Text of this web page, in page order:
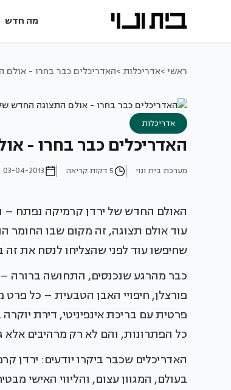
מה חדש
ראשי >אדריכלות >האדריכלים כבר בחרו -
אדריכלות
האדריכלים כבר בחרו -
מערכת בית ונוי 5 דקות קריאה 03-04-2013
האולם החדש של ירדן קרמיקה נפתח –
עוד אולם תצוגה, זה מקום שבו החומר
שחיפשו עוד לפני שהצליחו לנסח את זה
כבר מהרגע שנכנסים, התחושה ברורה –
פורצלן, חיפויי האבן הטבעית – כל
פרטית עם בריכת אינפיניטי, דירת
כל הפתרונות, והם לא רק מרהיבים אלא
האדריכלים שכבר ביקרו יודעים:
בעולם, המגוון עצום, והליווי האישי